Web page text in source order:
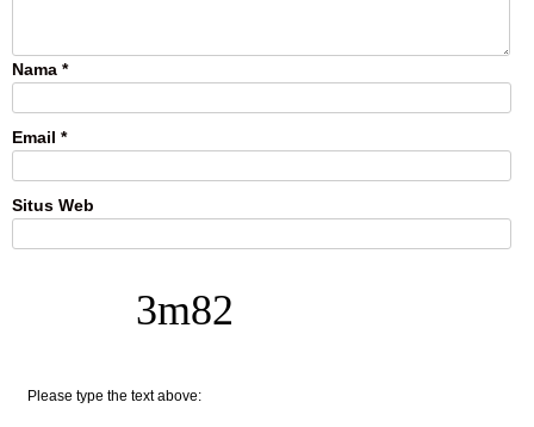
Nama *
Email *
Situs Web
3m82
Please type the text above: